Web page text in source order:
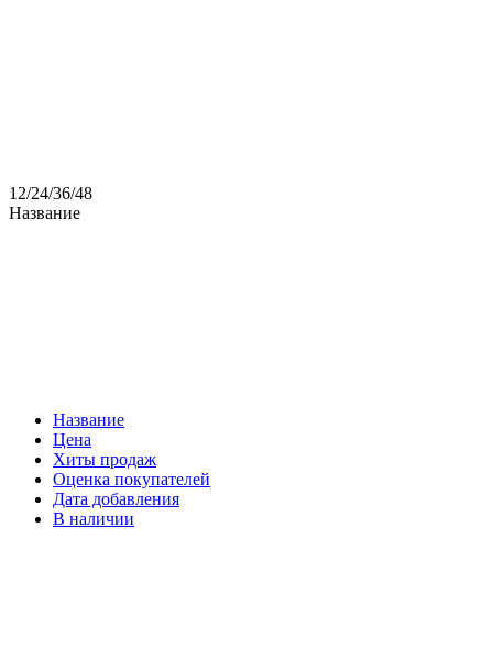
12/24/36/48
Название
Название
Цена
Хиты продаж
Оценка покупателей
Дата добавления
В наличии